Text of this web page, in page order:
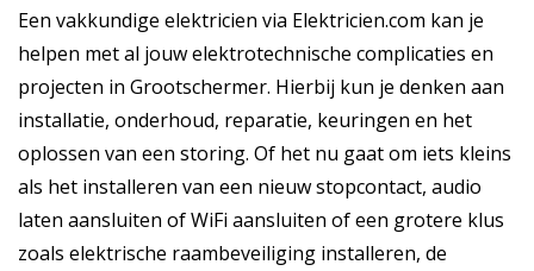
Een vakkundige elektricien via Elektricien.com kan je
helpen met al jouw elektrotechnische complicaties en
projecten in Grootschermer. Hierbij kun je denken aan
installatie, onderhoud, reparatie, keuringen en het
oplossen van een storing. Of het nu gaat om iets kleins
als het installeren van een nieuw stopcontact, audio
laten aansluiten of WiFi aansluiten of een grotere klus
zoals elektrische raambeveiliging installeren, de